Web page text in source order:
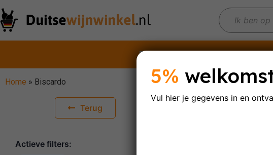
Rode wijnen Witte wijnen
Home » Biscardo
Terug
Actieve filters:
5%
Vul hier je gegevens in en